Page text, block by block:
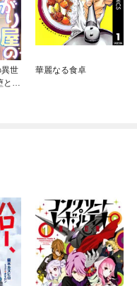
世
とし
華麗なる食卓